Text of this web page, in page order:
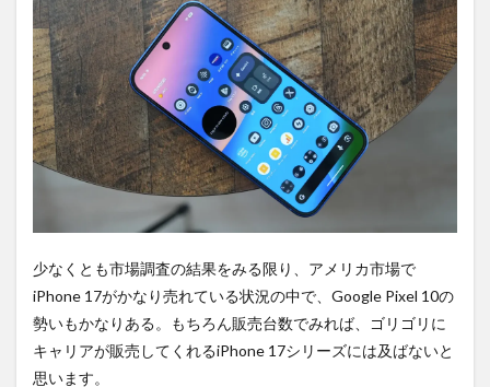
2
PR)
購入
は待
ち時
間不
要の
オン
ライ
おす
す
め！
少なくとも市場調査の結果をみる限り、アメリカ市場で
iPhone 17がかなり売れている状況の中で、Google Pixel 10の
勢いもかなりある。もちろん販売台数でみれば、ゴリゴリに
キャリアが販売してくれるiPhone 17シリーズには及ばないと
思います。